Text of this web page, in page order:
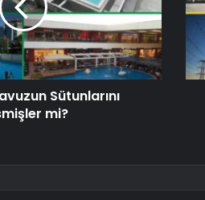
Sütunlarını
mi?